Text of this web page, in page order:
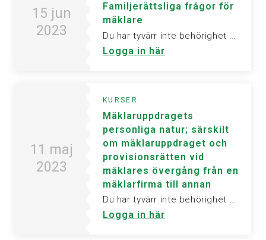
15 jun
2023
Familjerättsliga frågor för
mäklare
Logga in här
11 maj
2023
KURSER
Mäklaruppdragets
personliga natur; särskilt
om mäklaruppdraget och
provisionsrätten vid
mäklares övergång från en
mäklarfirma till annan
Du har tyvärr inte behörighet att visa denna sida. Vänligen logga in för att ta del av informationen.
Logga in här